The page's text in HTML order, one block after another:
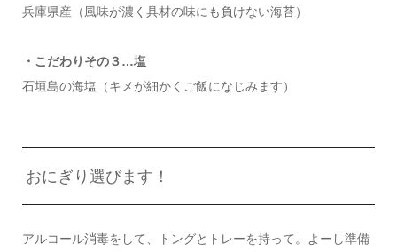
兵庫県産（風味が濃く具材の味にも負けない海苔）
・こだわりその３…塩
石垣島の海塩（キメが細かくご飯になじみます）
おにぎり選びます！
アルコール消毒をして、トングとトレーを持って。よーし準備